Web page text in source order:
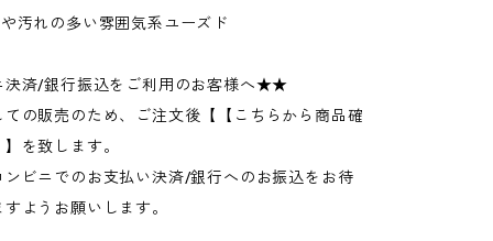
汚れの多い雰囲気系ユーズド
済/銀行振込をご利用のお客様へ★★
の販売のため、ご注文後【【こちらから商品確
を致します。
ンビニでのお支払い決済/銀行へのお振込をお待
ようお願いします。